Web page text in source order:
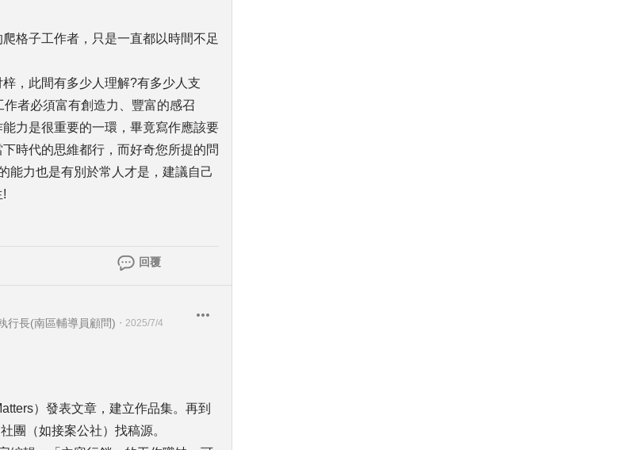
格子工作者，只是一直都以時間不足
，此間有多少人理解?有多少人支
者必須富有創造力、豐富的感召
力是很重要的一環，畢竟寫作應該要
時代的思維都行，而好奇您所提的問
能力也是有別於常人才是，建議自己
!
回覆
行長(南區輔導員顧問) ・ 2025/7/4
）發表文章，建立作品集。再到
團（如接案公社）找稿源。